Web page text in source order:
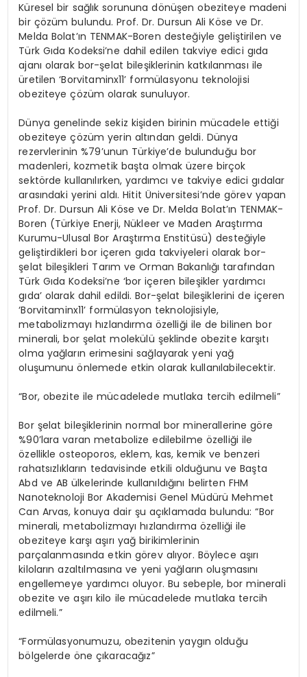
Küresel bir sağlık sorununa dönüşen obeziteye madeni
bir çözüm bulundu. Prof. Dr. Dursun Ali Köse ve Dr.
Melda Bolat’ın TENMAK-Boren desteğiyle geliştirilen ve
Türk Gıda Kodeksi’ne dahil edilen takviye edici gıda
ajanı olarak bor-şelat bileşiklerinin katkılanması ile
üretilen ‘Borvitaminx11’ formülasyonu teknolojisi
obeziteye çözüm olarak sunuluyor.
Dünya genelinde sekiz kişiden birinin mücadele ettiği
obeziteye çözüm yerin altından geldi. Dünya
rezervlerinin %79’unun Türkiye’de bulunduğu bor
madenleri, kozmetik başta olmak üzere birçok
sektörde kullanılırken, yardımcı ve takviye edici gıdalar
arasındaki yerini aldı. Hitit Üniversitesi’nde görev yapan
Prof. Dr. Dursun Ali Köse ve Dr. Melda Bolat’ın TENMAK-
Boren (Türkiye Enerji, Nükleer ve Maden Araştırma
Kurumu-Ulusal Bor Araştırma Enstitüsü) desteğiyle
geliştirdikleri bor içeren gıda takviyeleri olarak bor-
şelat bileşikleri Tarım ve Orman Bakanlığı tarafından
Türk Gıda Kodeksi’ne ‘bor içeren bileşikler yardımcı
gıda’ olarak dahil edildi. Bor-şelat bileşiklerini de içeren
‘Borvitaminx11’ formülasyon teknolojisiyle,
metabolizmayı hızlandırma özelliği ile de bilinen bor
minerali, bor şelat molekülü şeklinde obezite karşıtı
olma yağların erimesini sağlayarak yeni yağ
oluşumunu önlemede etkin olarak kullanılabilecektir.
“Bor, obezite ile mücadelede mutlaka tercih edilmeli”
Bor şelat bileşiklerinin normal bor minerallerine göre
%90’lara varan metabolize edilebilme özelliği ile
özellikle osteoporos, eklem, kas, kemik ve benzeri
rahatsızlıkların tedavisinde etkili olduğunu ve Başta
Abd ve AB ülkelerinde kullanıldığını belirten FHM
Nanoteknoloji Bor Akademisi Genel Müdürü Mehmet
Can Arvas, konuya dair şu açıklamada bulundu: “Bor
minerali, metabolizmayı hızlandırma özelliği ile
obeziteye karşı aşırı yağ birikimlerinin
parçalanmasında etkin görev alıyor. Böylece aşırı
kiloların azaltılmasına ve yeni yağların oluşmasını
engellemeye yardımcı oluyor. Bu sebeple, bor minerali
obezite ve aşırı kilo ile mücadelede mutlaka tercih
edilmeli.”
“Formülasyonumuzu, obezitenin yaygın olduğu
bölgelerde öne çıkaracağız”